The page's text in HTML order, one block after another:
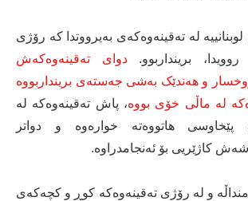
لە تەقینەوەکەی بەیرووتدا کە رۆژی
دوای تەقینەوەکەش
و هەندێک بەشی جەستەی برینداربووە
لە ماڵی خۆی بووە، پاش تەقینەوەکە لە
پێخاوسی هاتووەتە خوارەوە و دواتر
کاژێریی بۆ ئەنجامدراوە.
و لە رۆژی تەقینەوەکە کوڕ و کچەکەی